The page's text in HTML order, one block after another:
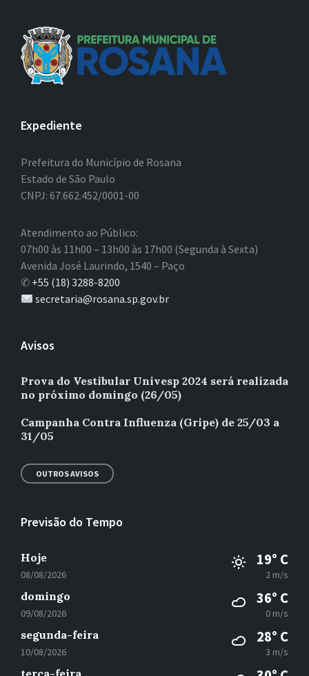
Expediente
Prefeitura do Município de Rosana
Estado de São Paulo
CNPJ: 67.662.452/0001-00
Atendimento ao Público:
07h00 às 11h00 – 13h00 às 17h00 (Segunda à Sexta)
Avenida José Laurindo, 1540 – Paço
✆ +55 (18) 3288-8200
secretaria@rosana.sp.gov.br
Avisos
Prova do Vestibular Univesp 2024 será realizada
no próximo domingo (26/05)
Campanha Contra Influenza (Gripe) de 25/03 a
31/05
OUTROS AVISOS
Previsão do Tempo
Hoje
08/08/2026
19° C
2 m/s
domingo
09/08/2026
36° C
0 m/s
segunda-feira
10/08/2026
28° C
3 m/s